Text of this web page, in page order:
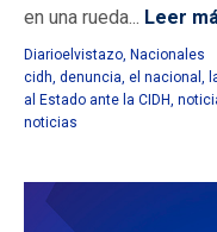
en una rueda... Leer
Diarioelvistazo, Nacionales
cidh, denuncia, el nacional ,
al Estado ante la CIDH,
noticias